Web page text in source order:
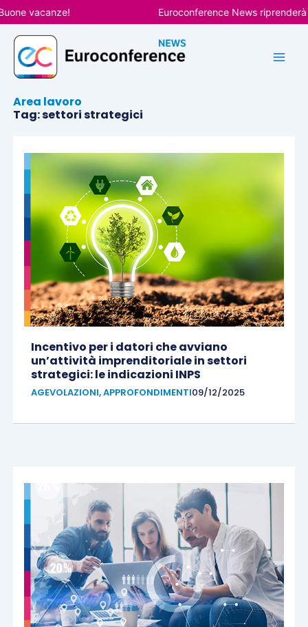
Vai
al
contenuto
vacanze! Euroconference News riprenderà le
Area lavoro
Tag: settori strategici
Incentivo per i datori che avviano
un’attività imprenditoriale in settori
strategici: le indicazioni INPS
AGEVOLAZIONI,APPROFONDIMENTI09/12/2025